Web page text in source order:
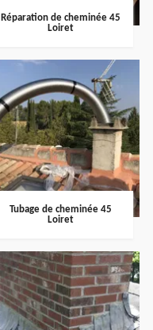
Réparation de cheminée 45
Loiret
Tubage de cheminée 45
Loiret